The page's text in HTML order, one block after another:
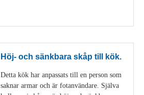
Höj- och sänkbara skåp till kök.
Detta kök har anpassats till en person som
saknar armar och är fotanvändare. Själva